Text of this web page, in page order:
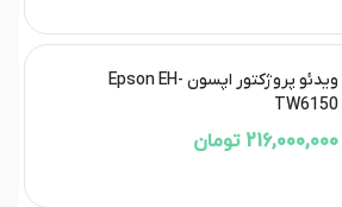
ویدئو پروژکتور اپسون Epson EH-
TW6150
216,000,000 تومان